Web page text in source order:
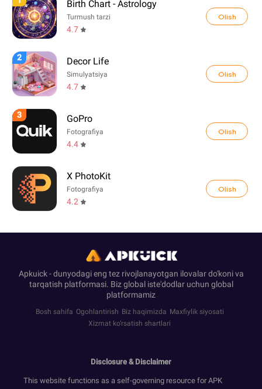
Birth Chart - Astrology
Turmush tarzi
4.7
Olish
2 Decor Life
Simulyatsiya
4.7
Olish
3 GoPro
Fotografiya
4.4
Olish
X PhotoKit
Fotografiya
4.2
Olish
Apkuick - dunyodagi eng tez rivojlanayotgan ilovalar do'koni va
tarqatish platformasi. Biz global iste'dodlar uchun global
platformamiz
Bosh sahifa Ogohlantirish Biz haqimizda Maxfiylik siyosati
Xizmat ko‘rsatish shartlari
Disclosure & Disclaimer
This website functions as a self-governing resource for APK